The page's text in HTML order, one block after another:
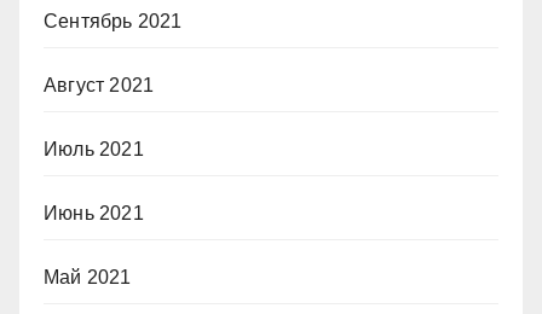
Сентябрь 2021
Август 2021
Июль 2021
Июнь 2021
Май 2021